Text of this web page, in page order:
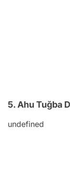
5. Ahu Tuğba
undefined